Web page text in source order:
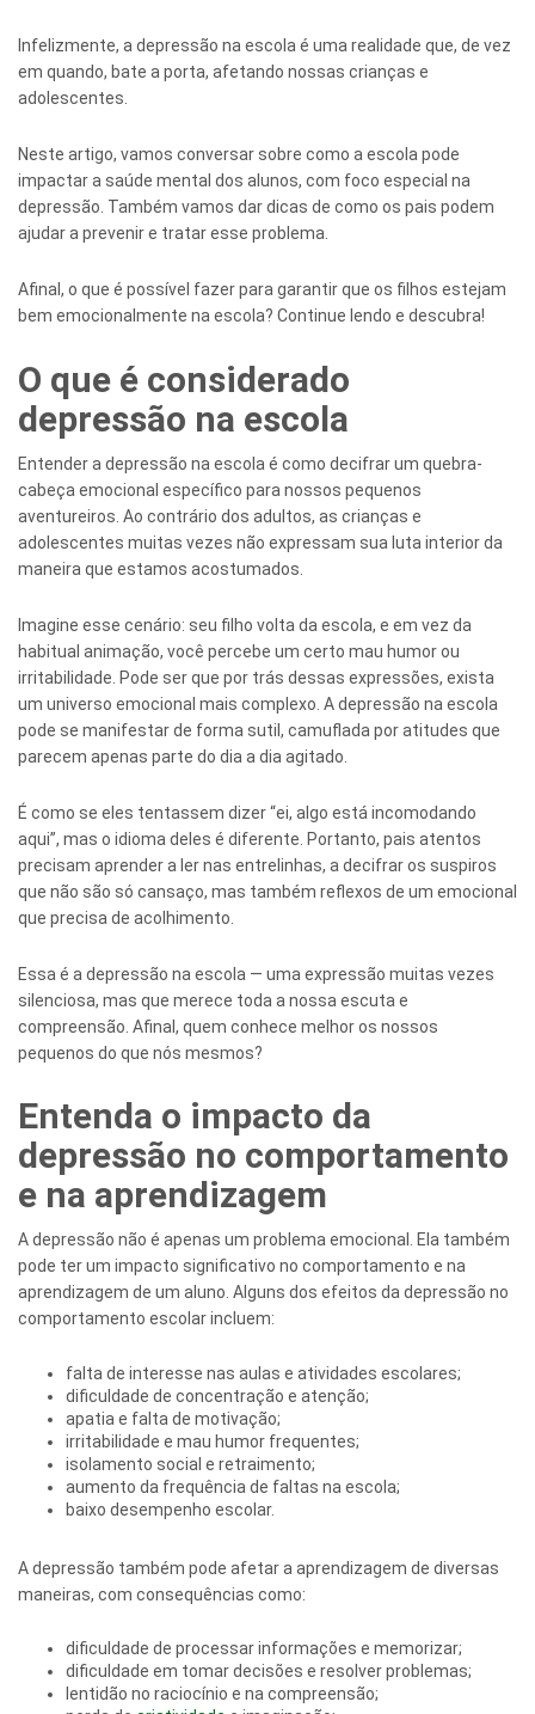
Infelizmente, a depressão na escola é uma realidade que, de vez
em quando, bate a porta, afetando nossas crianças e
adolescentes.
Neste artigo, vamos conversar sobre como a escola pode
impactar a saúde mental dos alunos, com foco especial na
depressão. Também vamos dar dicas de como os pais podem
ajudar a prevenir e tratar esse problema.
Afinal, o que é possível fazer para garantir que os filhos estejam
bem emocionalmente na escola? Continue lendo e descubra!
O que é considerado
depressão na escola
Entender a depressão na escola é como decifrar um quebra-
cabeça emocional específico para nossos pequenos
aventureiros. Ao contrário dos adultos, as crianças e
adolescentes muitas vezes não expressam sua luta interior da
maneira que estamos acostumados.
Imagine esse cenário: seu filho volta da escola, e em vez da
habitual animação, você percebe um certo mau humor ou
irritabilidade. Pode ser que por trás dessas expressões, exista
um universo emocional mais complexo. A depressão na escola
pode se manifestar de forma sutil, camuflada por atitudes que
parecem apenas parte do dia a dia agitado.
É como se eles tentassem dizer “ei, algo está incomodando
aqui”, mas o idioma deles é diferente. Portanto, pais atentos
precisam aprender a ler nas entrelinhas, a decifrar os suspiros
que não são só cansaço, mas também reflexos de um emocional
que precisa de acolhimento.
Essa é a depressão na escola — uma expressão muitas vezes
silenciosa, mas que merece toda a nossa escuta e
compreensão. Afinal, quem conhece melhor os nossos
pequenos do que nós mesmos?
Entenda o impacto da
depressão no comportamento
e na aprendizagem
A depressão não é apenas um problema emocional. Ela também
pode ter um impacto significativo no comportamento e na
aprendizagem de um aluno. Alguns dos efeitos da depressão no
comportamento escolar incluem:
falta de interesse nas aulas e atividades escolares;
dificuldade de concentração e atenção;
apatia e falta de motivação;
irritabilidade e mau humor frequentes;
isolamento social e retraimento;
aumento da frequência de faltas na escola;
baixo desempenho escolar.
A depressão também pode afetar a aprendizagem de diversas
maneiras, com consequências como:
dificuldade de processar informações e memorizar;
dificuldade em tomar decisões e resolver problemas;
lentidão no raciocínio e na compreensão;